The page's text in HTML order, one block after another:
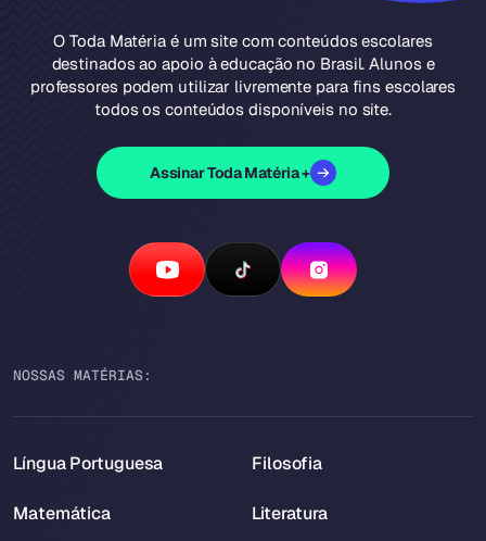
O Toda Matéria é um site com conteúdos escolares
destinados ao apoio à educação no Brasil. Alunos e
professores podem utilizar livremente para fins escolares
todos os conteúdos disponíveis no site.
Assinar Toda Matéria +
NOSSAS MATÉRIAS:
Língua Portuguesa
Matemática
Filosofia
Literatura